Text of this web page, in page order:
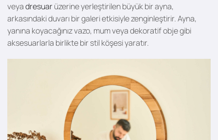
veyadresuarüzerine yerleştirilen büyük bir ayna,
arkasındaki duvarı bir galeri etkisiyle zenginleştirir. Ayna,
yanına koyacağınız vazo, mum veya dekoratif obje gibi
aksesuarlarla birlikte bir stil köşesi yaratır.